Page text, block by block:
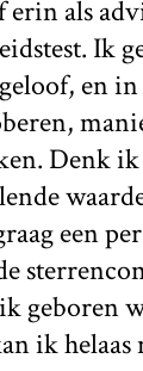
erin als
Ik
en
Denk
een
geboren
ik